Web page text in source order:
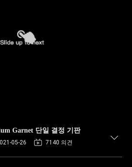
Garnet 단일 결정 기판
05-26 7140 의견